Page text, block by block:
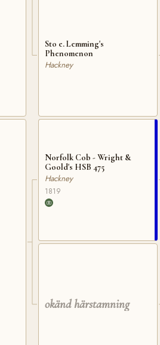
Sto e. Lemming's
Phenomenon
Hackney
Norfolk Cob - Wright &
Goold's HSB 475
Hackney
1819
okänd härstamning